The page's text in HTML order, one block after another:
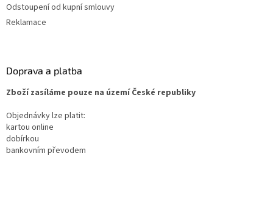
Odstoupení od kupní smlouvy
Reklamace
Doprava a platba
Zboží zasíláme pouze na území České republiky
Objednávky lze platit:
kartou online
dobírkou
bankovním převodem